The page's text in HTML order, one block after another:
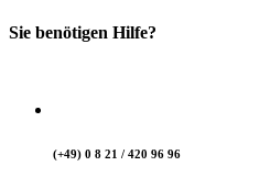
Sie benötigen Hilfe?
(+49) 0 8 21 / 420 96 96